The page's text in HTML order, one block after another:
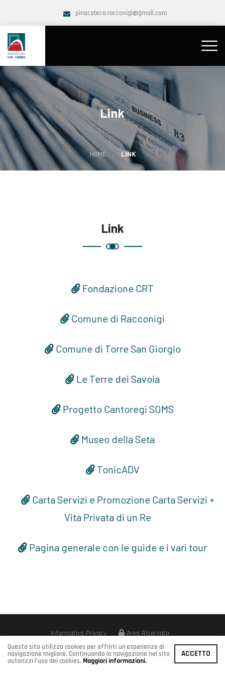
pinacoteca.racconigi@gmail.com
Link
HOME LINK
Link
Fondazione CRT
Comune di Racconigi
Comune di Torre San Giorgio
Le Terre dei Savoia
Progetto Cantoregi SOMS
Museo della Seta
TonicADV
Carta Servizi e Promozione Carta Servizi +
Vita Privata di un Re
Pagina generale con le guide e i vari tour
Informativa Privacy Area Riservata
Realizzato daLeonardo Web
Questo sito utilizza cookies per offrirti un'esperienza di
navigazione migliore. Continuando la navigazione nel sito
autorizzi l’uso dei cookies. Maggiori informazioni.
ACCETTO